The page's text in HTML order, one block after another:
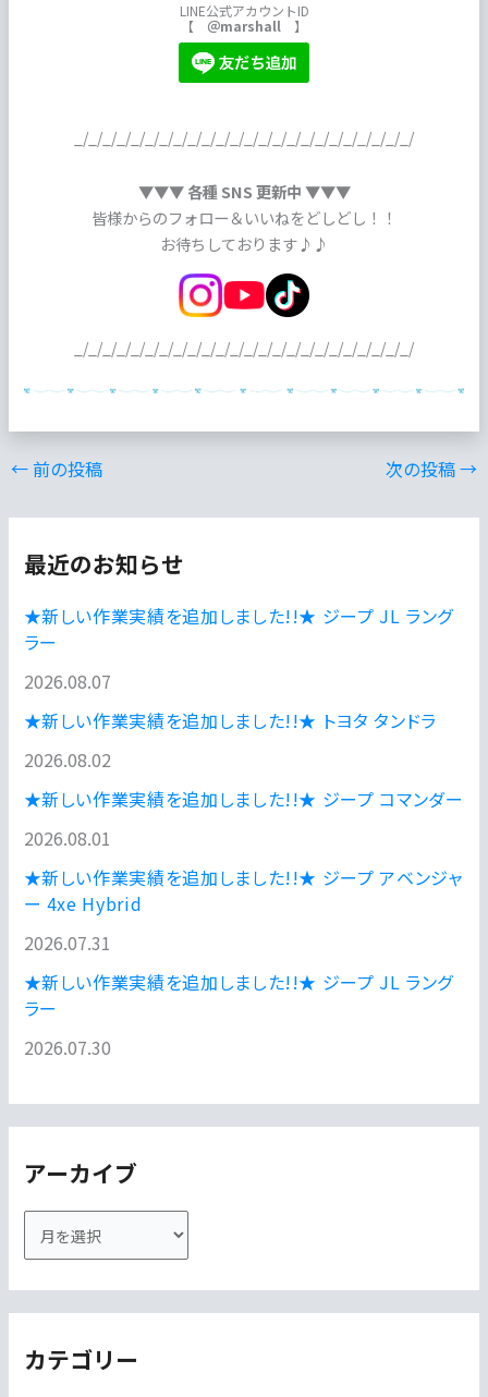
LINE公式アカウントID
【 ＠marshall 】
_/_/_/_/_/_/_/_/_/_/_/_/_/_/_/_/_/_/_/_/_/_/_/_/
▼▼▼ 各種 SNS 更新中 ▼▼▼
皆様からのフォロー＆いいねをどしどし！！
お待ちしております♪♪
_/_/_/_/_/_/_/_/_/_/_/_/_/_/_/_/_/_/_/_/_/_/_/_/
←前の投稿 次の投稿→
最近のお知らせ
★新しい作業実績を追加しました!!★ ジープ JL ラング
ラー
2026.08.07
★新しい作業実績を追加しました!!★ トヨタ タンドラ
2026.08.02
★新しい作業実績を追加しました!!★ ジープ コマンダー
2026.08.01
★新しい作業実績を追加しました!!★ ジープ アベンジャ
ー 4xe Hybrid
2026.07.31
★新しい作業実績を追加しました!!★ ジープ JL ラング
ラー
2026.07.30
アーカイブ
ー
カ
ブ
カテゴリー